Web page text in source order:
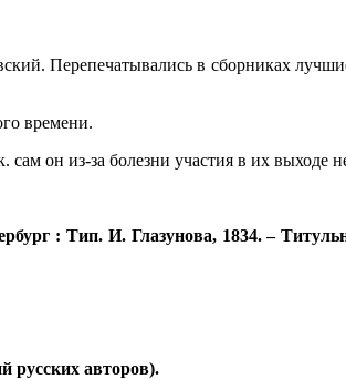
Перепечатывались в сборниках
времени.
он из-за болезни участия в их выходе
: Тип. И. Глазунова, 1834. –
русских авторов).